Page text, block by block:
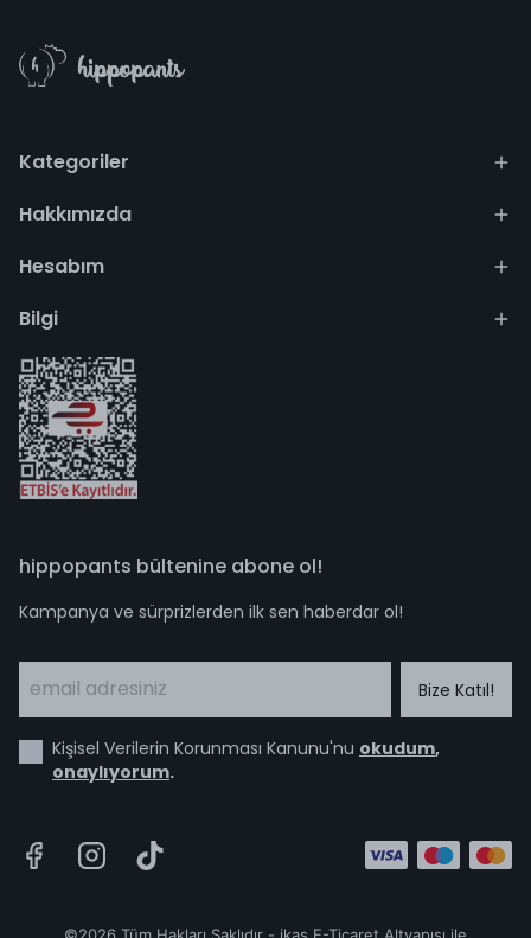
Kategoriler
Hakkımızda
Hesabım
Bilgi
hippopants bültenine abone ol!
Kampanya ve sürprizlerden ilk sen haberdar ol!
Bize Katıl!
Kişisel Verilerin Korunması Kanunu'nu okudum,
onaylıyorum.